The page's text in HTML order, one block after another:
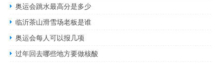
奥运会跳水最高分是多少
临沂茶山滑雪场老板是谁
奥运会每人可以报几项
过年回去哪些地方要做核酸